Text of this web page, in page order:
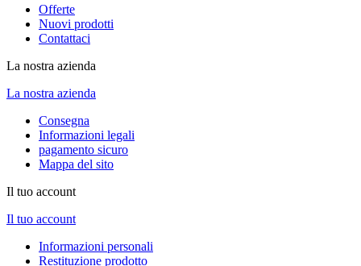
Offerte
Nuovi prodotti
Contattaci
La nostra azienda
La nostra azienda
Consegna
Informazioni legali
pagamento sicuro
Mappa del sito
Il tuo account
Il tuo account
Informazioni personali
Restituzione prodotto